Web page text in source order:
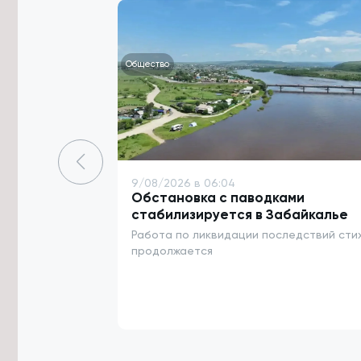
2026 году
8/08/2026 в 13:52
Военные в Забайкалье учатся
уничтожать противника дронами-
камикадзе
8/08/2026 в 12:39
Лосиха и её детёныш попали в
объектив фотоловушки в
Забайкалье
8/08/2026 в 11:23
Центр национальных игр планируют
открыть в Забайкальском крае
Общество
9/08/2026 в 06:04
Обстановка с паводками
стабилизируется в Забайкалье
Работа по ликвидации последствий
продолжается